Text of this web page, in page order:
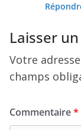
Laisser
Votre
champs
Commentaire*